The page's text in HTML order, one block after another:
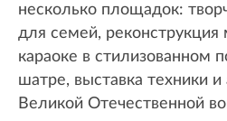
несколько площадок:
для семей, реконструкция
караоке в стилизованном
шатре, выставка техники
Великой Отечественной